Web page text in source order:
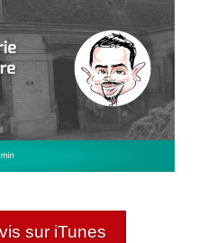
sur iTunes